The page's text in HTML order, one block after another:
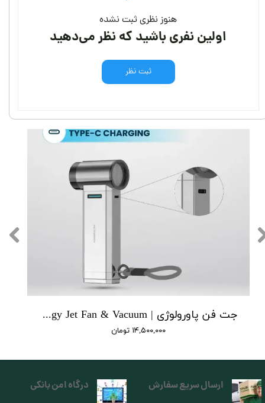
هنوز نظری ثبت نشده
اولین نفری باشید که نظر می‌دهید
ثبت نظر
جت فن پاورولوژی | Powerology Jet Fan & Vacuum
۱۴,۵۰۰,۰۰۰ تومان
ارسال سریع سفارش درگاه امن بانکی